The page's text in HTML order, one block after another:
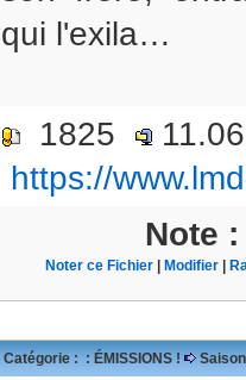
qui l'exila…
1825
https://
Note
Noter ce Fichier Modifier
Catégorie : : ÉMISSIONS !